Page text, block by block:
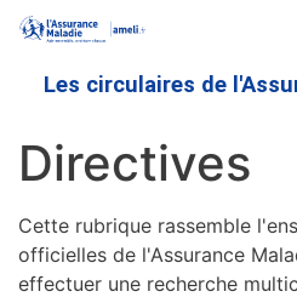
Les circulaires de
Directives
Cette rubrique rassemble
officielles de l'Assurance
effectuer une recherche